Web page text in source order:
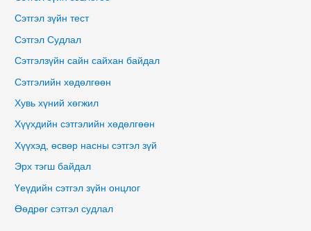
Сэтгэл зүйн тест
Сэтгэл Судлал
Сэтгэлзүйн сайн сайхан байдал
Сэтгэлийн хөдөлгөөн
Хувь хүний хөгжил
Хүүхдийн сэтгэлийн хөдөлгөөн
Хүүхэд, өсвөр насны сэтгэл зүй
Эрх тэгш байдал
Үеүдийн сэтгэл зүйн онцлог
Өөдрөг сэтгэл судлал